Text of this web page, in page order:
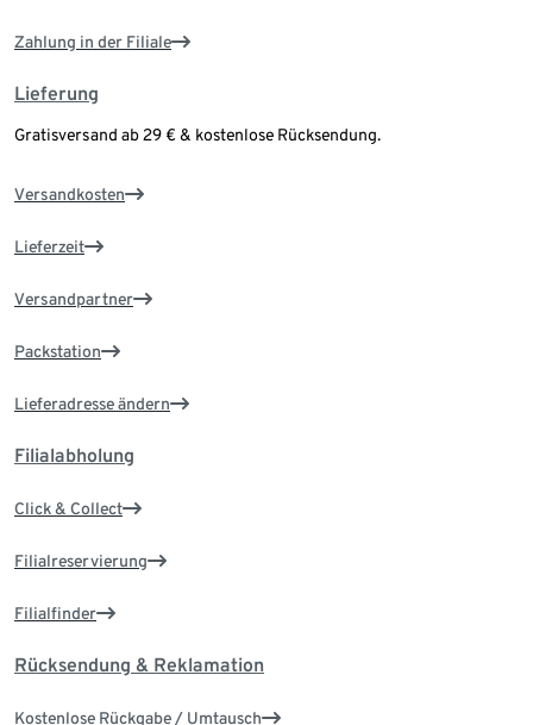
Zahlung in der Filiale
Lieferung
Gratisversand ab 29 € & kostenlose Rücksendung.
Versandkosten
Lieferzeit
Versandpartner
Packstation
Lieferadresse ändern
Filialabholung
Click & Collect
Filialreservierung
Filialfinder
Rücksendung & Reklamation
Kostenlose Rückgabe / Umtausch